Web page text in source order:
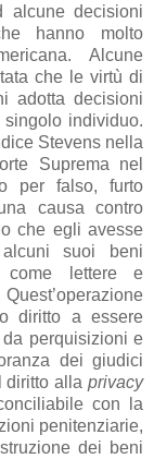
alcune decisioni
hanno molto
Alcune
che le virtù di
adotta decisioni
individuo.
Stevens nella
Suprema nel
per falso, furto
causa contro
che egli avesse
suoi beni
come lettere e
a essere
perquisizioni e
dei giudici
diritto alla privacy
con la
penitenziarie,
dei beni